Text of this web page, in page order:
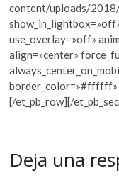
content/uploads/
use_overlay=»off»
align=»center»
border_color=»#ffffff»
[/et_pb_row][/
Deja una